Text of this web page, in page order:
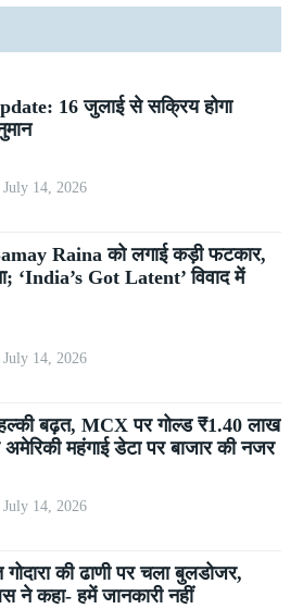
16 जुलाई से सक्रिय होगा
July 14, 2026
Raina को लगाई कड़ी फटकार,
‘India’s Got Latent’ विवाद में
July 14, 2026
हल्की बढ़त, MCX पर गोल्ड ₹1.40 लाख
महंगाई डेटा पर बाजार की नजर
July 14, 2026
गोदारा की ढाणी पर चला बुलडोजर,
ने कहा- हमें जानकारी नहीं